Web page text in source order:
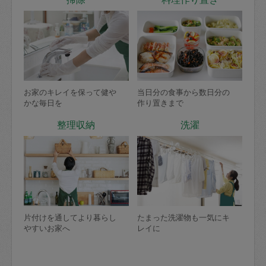
お家のキレイを保って健や
かな毎日を
当日分の食事から数日分の
作り置きまで
整理収納
片付けを通してより暮らし
やすいお家へ
洗濯
たまった洗濯物も一気にキ
レイに